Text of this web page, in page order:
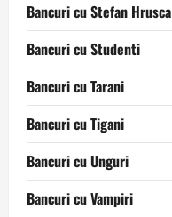
Bancuri cu Stefan Hrusca
Bancuri cu Studenti
Bancuri cu Tarani
Bancuri cu Tigani
Bancuri cu Unguri
Bancuri cu Vampiri